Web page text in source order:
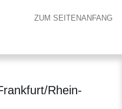
ZUM SEITENANFANG
Rhein-